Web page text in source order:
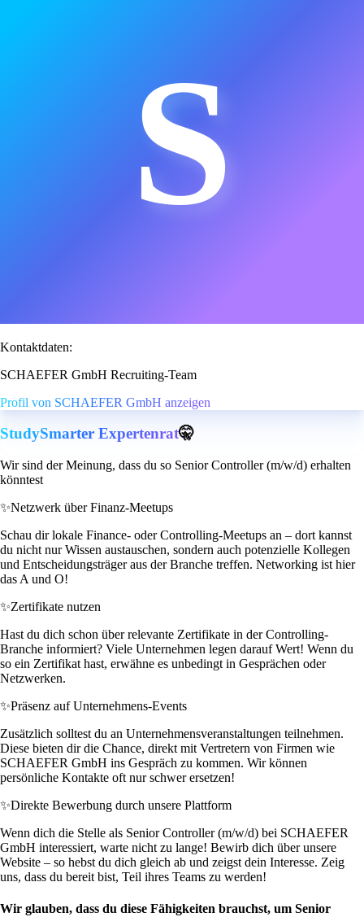
S
Kontaktdaten:
SCHAEFER GmbH Recruiting-Team
Profil von SCHAEFER GmbH anzeigen
StudySmarter Expertenrat🤫
Wir sind der Meinung, dass du so Senior Controller (m/w/d) erhalten
könntest
✨Netzwerk über Finanz-Meetups
Schau dir lokale Finance- oder Controlling-Meetups an – dort kannst
du nicht nur Wissen austauschen, sondern auch potenzielle Kollegen
und Entscheidungsträger aus der Branche treffen. Networking ist hier
das A und O!
✨Zertifikate nutzen
Hast du dich schon über relevante Zertifikate in der Controlling-
Branche informiert? Viele Unternehmen legen darauf Wert! Wenn du
so ein Zertifikat hast, erwähne es unbedingt in Gesprächen oder
Netzwerken.
✨Präsenz auf Unternehmens-Events
Zusätzlich solltest du an Unternehmensveranstaltungen teilnehmen.
Diese bieten dir die Chance, direkt mit Vertretern von Firmen wie
SCHAEFER GmbH ins Gespräch zu kommen. Wir können
persönliche Kontakte oft nur schwer ersetzen!
✨Direkte Bewerbung durch unsere Plattform
Wenn dich die Stelle als Senior Controller (m/w/d) bei SCHAEFER
GmbH interessiert, warte nicht zu lange! Bewirb dich über unsere
Website – so hebst du dich gleich ab und zeigst dein Interesse. Zeig
uns, dass du bereit bist, Teil ihres Teams zu werden!
Wir glauben, dass du diese Fähigkeiten brauchst, um Senior